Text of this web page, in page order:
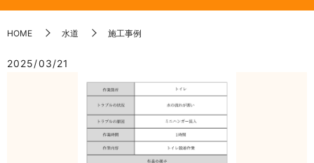
HOME 水道 施工事例
2025/03/21